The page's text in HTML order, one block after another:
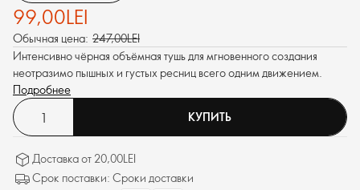
99,00LEI
Обычная цена: 247,00LEI
Интенсивно чёрная объёмная тушь для мгновенного создания
неотразимо пышных и густых ресниц всего одним движением.
Подробнее
КУПИТЬ
Доставка от 20,00LEI
Срок поставки: Сроки доставки